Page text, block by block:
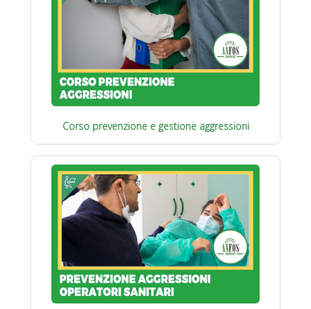
Corso prevenzione e gestione aggressioni